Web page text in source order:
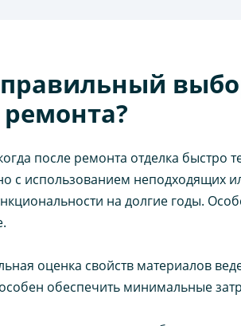
после ремонта отделка
с использованием
на долгие годы.
оценка свойств материалов
обеспечить минимальные